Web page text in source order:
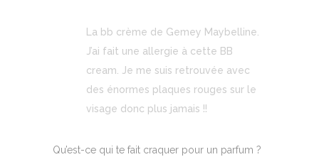
La bb crème de Gemey Maybelline.
J’ai fait une allergie à cette BB
cream. Je me suis retrouvée avec
des énormes plaques rouges sur le
visage donc plus jamais !!
Qu’est-ce qui te fait craquer pour un parfum ?